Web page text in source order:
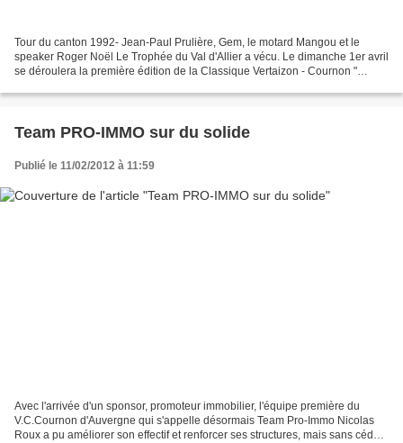
Tour du canton 1992- Jean-Paul Prulière, Gem, le motard Mangou et le
speaker Roger Noël Le Trophée du Val d'Allier a vécu. Le dimanche 1er avril
se déroulera la première édition de la Classique Vertaizon - Cournon "
Team PRO-IMMO sur du solide
Publié le 11/02/2012 à 11:59
Avec l'arrivée d'un sponsor, promoteur immobilier, l'équipe première du
V.C.Cournon d'Auvergne qui s'appelle désormais Team Pro-Immo Nicolas
Roux a pu améliorer son effectif et renforcer ses structures, mais sans céder